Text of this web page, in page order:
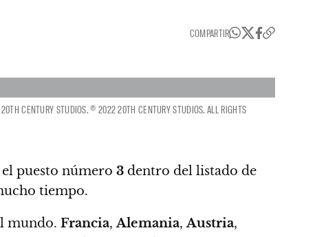
COMPARTIR
20TH CENTURY STUDIOS. © 2022 20TH CENTURY STUDIOS. ALL RIGHTS
puesto número 3 dentro del listado de
tiempo.
mundo. Francia,Alemania,Austria,